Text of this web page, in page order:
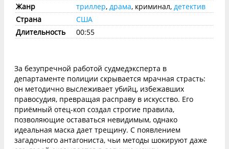
Жанр
триллер, драма, криминал, детектив
Страна
США
Длительность
00:55
За безупречной работой судмедэксперта в
департаменте полиции скрывается мрачная страсть:
он методично выслеживает убийц, избежавших
правосудия, превращая расправу в искусство. Его
приёмный отец-коп создал строгие правила,
позволяющие оставаться невидимым, однако
идеальная маска дает трещину. С появлением
загадочного антагониста, чьи методы шокируют даже